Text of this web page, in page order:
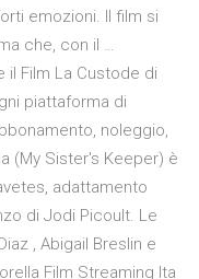
emozioni. Il film si
che, con il …
il Film La Custode di
piattaforma di
noleggio,
(My Sister's Keeper) è
adattamento
di Jodi Picoult. Le
, Abigail Breslin e
Film Streaming Ita